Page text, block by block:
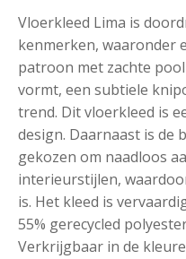
Vloerkleed Lima is
kenmerken, waaronder
patroon met zachte
vormt, een subtiele
trend. Dit vloerkleed is
design. Daarnaast is de
gekozen om naadloos
interieurstijlen,
is. Het kleed is
55% gerecycled
Verkrijgbaar in de